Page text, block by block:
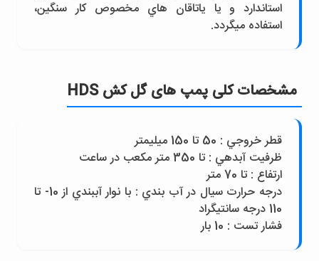
استاندارد و يا ياتاقان هاي مخصوص کار سنگين،
استفاده ميگردد.
مشخصات کلی پمپ های گل کش HDS
قطر خروجي : 50 تا 150 ميليمتر
ظرفيت آبدهي : تا 350 متر مکعب در ساعت
ارتفاع : تا 70 متر
درجه حرارت سيال در آب بندي : با نوار آببندي از 10- تا
110 درجه سانتيگراد
فشار تست : 10 بار